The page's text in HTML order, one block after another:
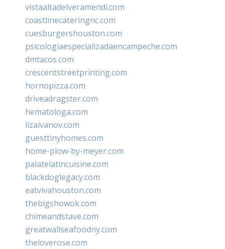
vistaaltadelveramendi.com
coastlinecateringnc.com
cuesburgershouston.com
psicologiaespecializadaencampeche.com
dmtacos.com
crescentstreetprinting.com
hornopizza.com
driveadragster.com
hematologa.com
lizaivanov.com
guesttinyhomes.com
home-plow-by-meyer.com
palatelatincuisine.com
blackdoglegacy.com
eatvivahouston.com
thebigshowok.com
chimeandstave.com
greatwallseafoodny.com
theloverose.com